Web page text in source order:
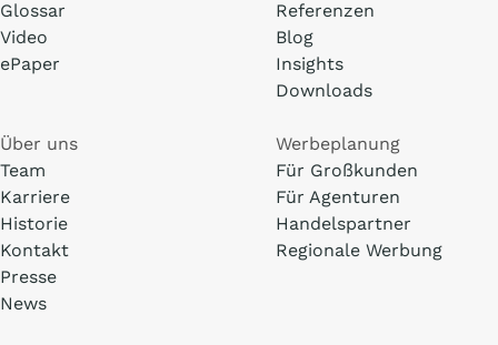
Glossar
Video
ePaper
Referenzen
Blog
Insights
Downloads
Über uns
Team
Karriere
Historie
Kontakt
Presse
News
Werbeplanung
Für Großkunden
Für Agenturen
Handelspartner
Regionale Werbung